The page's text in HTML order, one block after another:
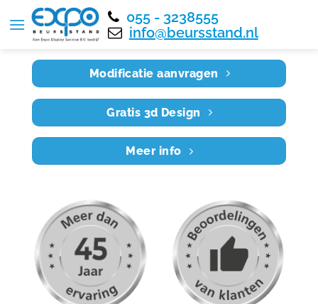
055 - 3238555
info@beursstand.nl
Home RE9X4 009
Modificatie aanvragen
Gratis 3d Design
Meer info